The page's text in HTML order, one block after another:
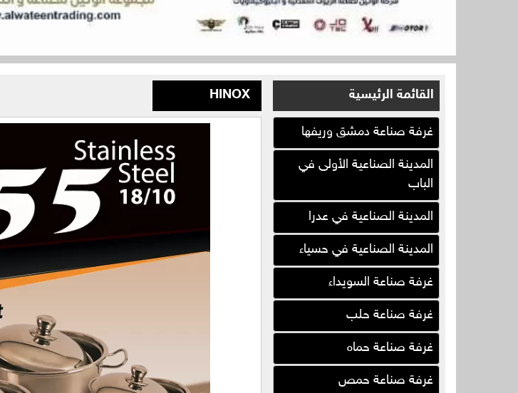
القائمة الرئيسية
غرفة صناعة دمشق وريفها
المدينة الصناعية الأولى في
الباب
المدينة الصناعية في عدرا
المدينة الصناعية في حسياء
غرفة صناعة السويداء
غرفة صناعة حلب
غرفة صناعة حماه
غرفة صناعة حمص
كوارتز ( كيماويات بناء )
شركة كعدان للكابلات ( في
سوريا )
شركة الوتين ( زيوت معدنية )
ورشة الجبلي لتصنيع البياضات (
سوريا )
الحريري لصناعة خطوط الإنتاج
الغذائية
الدوائر المطبوعة (PCB)
HINOX